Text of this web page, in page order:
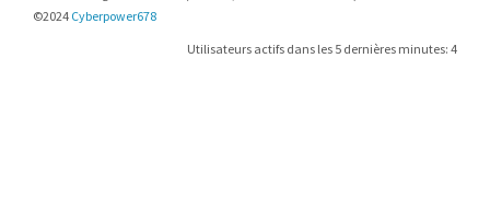
©2024 Cyberpower678
Utilisateurs actifs dans les 5 dernières minutes: 4